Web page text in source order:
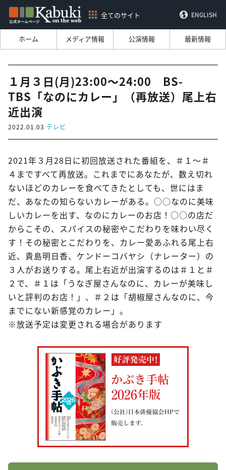
全てのサイト ENGLISH
ホーム メディア情報 公演情報 最新情報
１月３日(月)23:00～24:00 BS-
TBS「なのにカレー」（再放送）尾上右
近出演
2022.01.03 テレビ
2021年３月28日に初回放送された番組を、＃１～＃
４まですべて再放送。これまでにあなたが、数え切れ
ないほどのカレーを食べてきたとしても、世にはま
だ、あなたの知らないカレーがある。○○なのに美味
しいカレーを出す、なのにカレーのお店！○○の店だ
からこその、スパイスの秘密やこだわりを味わい尽く
す！その秘密とこだわりを、カレー愛あふれる尾上右
近、貴島明日香、ケンドーコバヤシ（ナレーター）の
３人がお送りする。尾上右近が出演するのは＃１と＃
２で、＃１は「うなぎ屋さんなのに、カレーが美味し
いと評判のお店！」、＃２は「胡椒屋さんなのに、今
までにない新感覚のカレー」。
※放送予定は変更される場合があります